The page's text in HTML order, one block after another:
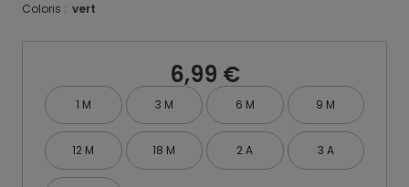
Coloris : vert
6,99 €
1 M 3 M 6 M 9 M
12 M 18 M 2 A 3 A